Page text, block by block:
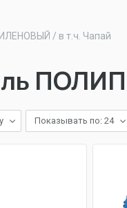
/ в т.ч. Чапай
Показывать по: 24